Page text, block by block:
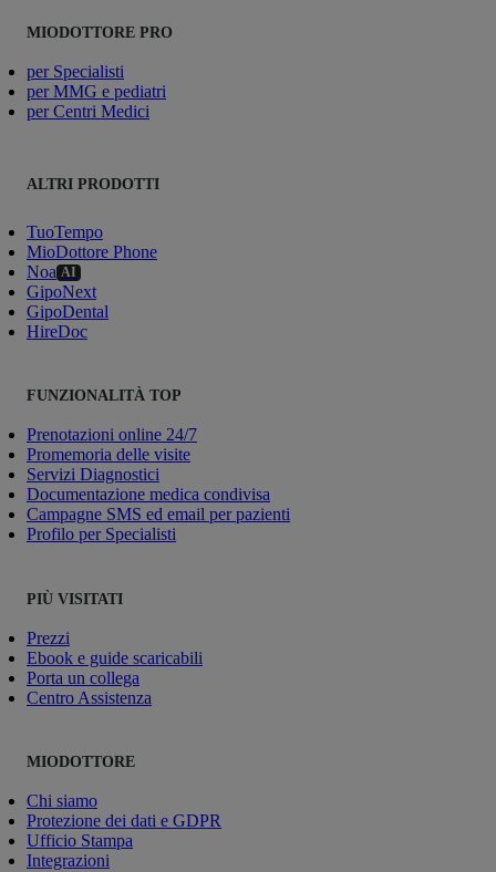
MIODOTTORE PRO
per Specialisti
per MMG e pediatri
per Centri Medici
ALTRI PRODOTTI
TuoTempo
MioDottore Phone
Noa AI
GipoNext
GipoDental
HireDoc
FUNZIONALITÀ TOP
Prenotazioni online 24/7
Promemoria delle visite
Servizi Diagnostici
Documentazione medica condivisa
Campagne SMS ed email per pazienti
Profilo per Specialisti
PIÙ VISITATI
Prezzi
Ebook e guide scaricabili
Porta un collega
Centro Assistenza
MIODOTTORE
Chi siamo
Protezione dei dati e GDPR
Ufficio Stampa
Integrazioni